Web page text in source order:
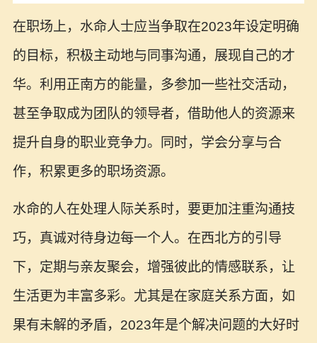
在职场上，水命人士应当争取在2023年设定明确
的目标，积极主动地与同事沟通，展现自己的才
华。利用正南方的能量，多参加一些社交活动，
甚至争取成为团队的领导者，借助他人的资源来
提升自身的职业竞争力。同时，学会分享与合
作，积累更多的职场资源。
水命的人在处理人际关系时，要更加注重沟通技
巧，真诚对待身边每一个人。在西北方的引导
下，定期与亲友聚会，增强彼此的情感联系，让
生活更为丰富多彩。尤其是在家庭关系方面，如
果有未解的矛盾，2023年是个解决问题的大好时